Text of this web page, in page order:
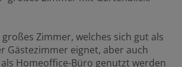
großes Zimmer, welches sich gut als
Gästezimmer eignet, aber auch
Homeoffice-Büro genutzt werden